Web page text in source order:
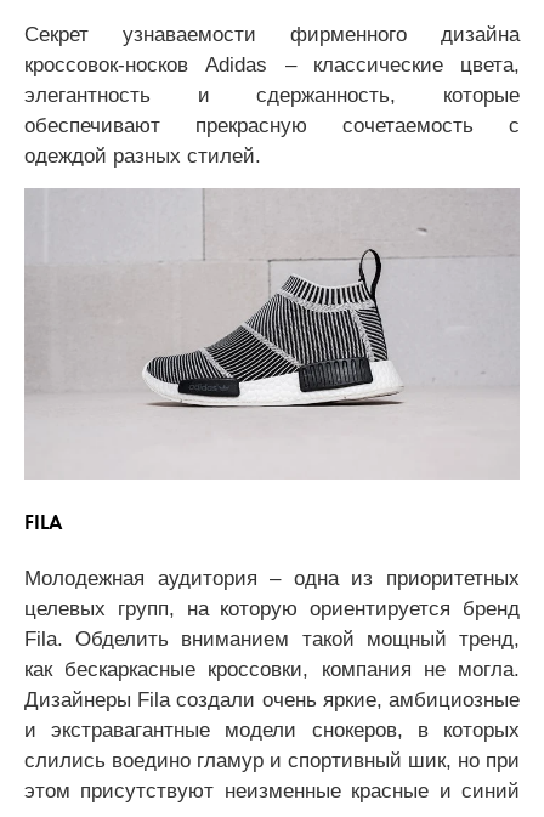
Секрет узнаваемости фирменного дизайна
кроссовок-носков Adidas – классические цвета,
элегантность и сдержанность, которые
обеспечивают прекрасную сочетаемость с
одеждой разных стилей.
FILA
Молодежная аудитория – одна из приоритетных
целевых групп, на которую ориентируется бренд
Fila. Обделить вниманием такой мощный тренд,
как бескаркасные кроссовки, компания не могла.
Дизайнеры Fila создали очень яркие, амбициозные
и экстравагантные модели снокеров, в которых
слились воедино гламур и спортивный шик, но при
этом присутствуют неизменные красные и синий